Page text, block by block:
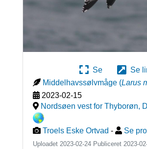
Se
Se
Middelhavssølvmåge (Larus
2023-02-15
Nordsøen vest for Thyborøn,
Troels Eske Ortvad - Se
Uploadet 2023-02-24 Publiceret 2023-